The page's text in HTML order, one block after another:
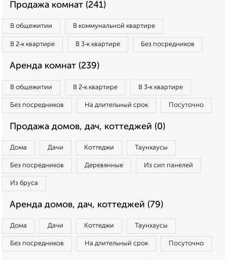
Продажа комнат (241)
В общежитии В коммунальной квартире
В 2‑к квартире В 3‑к квартире Без посредников
Аренда комнат (239)
В общежитии В 2‑к квартире В 3‑к квартире
Без посредников На длительный срок Посуточно
Продажа домов, дач, коттеджей (0)
Дома Дачи Коттеджи Таунхаусы
Без посредников Деревянные Из сип панелей
Из бруса
Аренда домов, дач, коттеджей (79)
Дома Дачи Коттеджи Таунхаусы
Без посредников На длительный срок Посуточно